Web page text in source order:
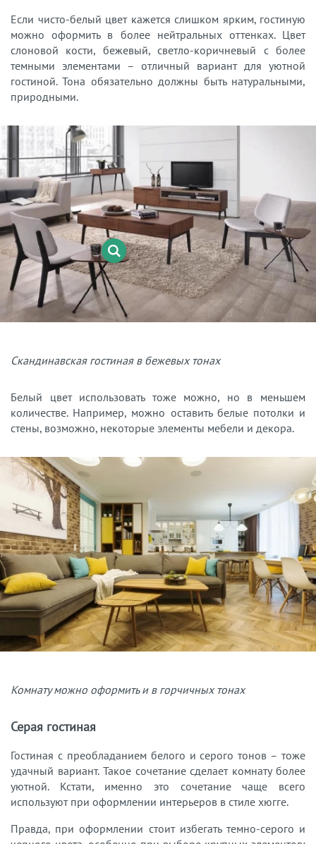
Если чисто-белый цвет кажется слишком ярким, гостиную
можно оформить в более нейтральных оттенках. Цвет
слоновой кости, бежевый, светло-коричневый с более
темными элементами – отличный вариант для уютной
гостиной. Тона обязательно должны быть натуральными,
природными.
Скандинавская гостиная в бежевых тонах
Белый цвет использовать тоже можно, но в меньшем
количестве. Например, можно оставить белые потолки и
стены, возможно, некоторые элементы мебели и декора.
Комнату можно оформить и в горчичных тонах
Серая гостиная
Гостиная с преобладанием белого и серого тонов – тоже
удачный вариант. Такое сочетание сделает комнату более
уютной. Кстати, именно это сочетание чаще всего
используют при оформлении интерьеров в стиле хюгге.
Правда, при оформлении стоит избегать темно-серого и